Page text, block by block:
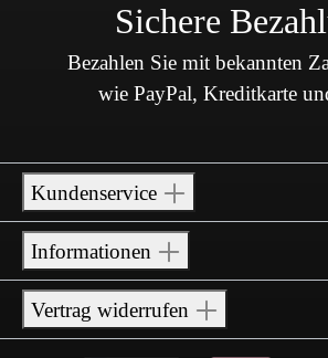
Sichere
Bezahlen Sie mit bekannten
wie PayPal, Kreditkarte
Kundenservice
Informationen
Vertrag widerrufen